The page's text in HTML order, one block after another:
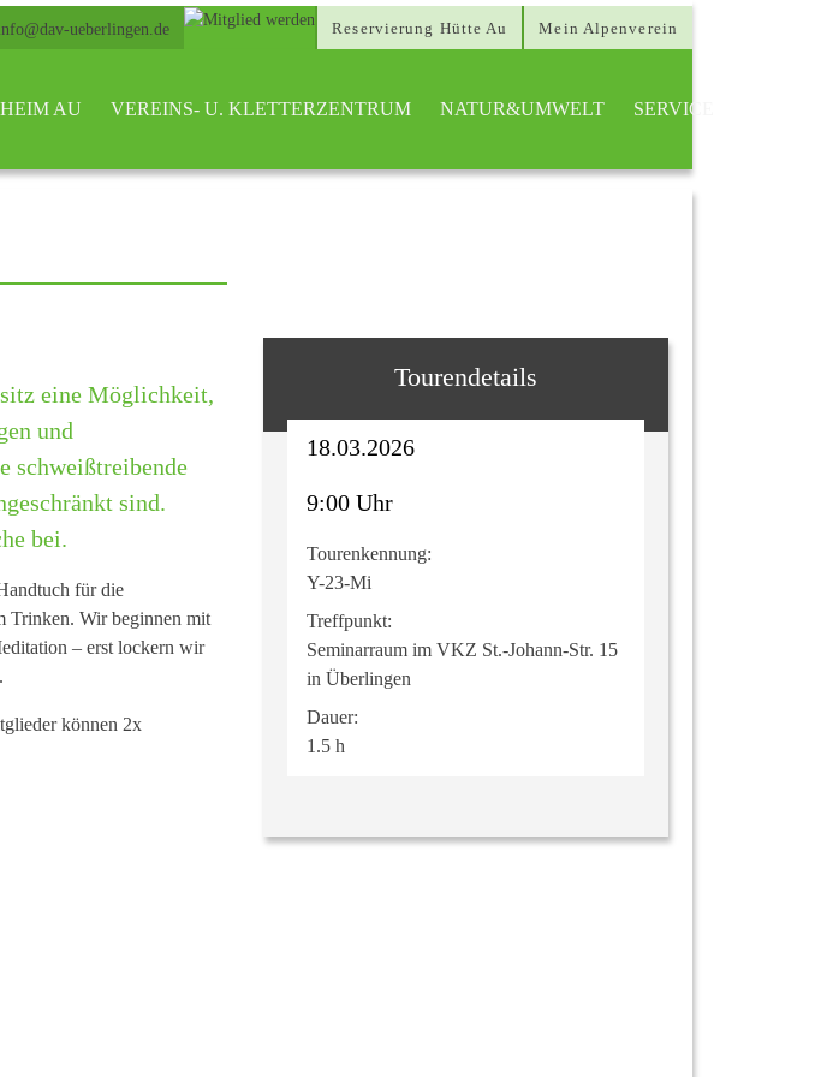
ueberlingen.de Reservierung Hütte Au Mein Alpenverein
AU VEREINS- U. KLETTERZENTRUM NATUR&UMWELT SERVICE
eine Möglichkeit,
und
schweißtreibende
sind.
bei.
für die
Trinken. Wir beginnen mit
– erst lockern wir
können 2x
Tourendetails
18.03.2026
9:00 Uhr
Tourenkennung:
Y-23-Mi
Treffpunkt:
Seminarraum im VKZ St.-Johann-Str. 15
in Überlingen
Dauer:
1.5 h